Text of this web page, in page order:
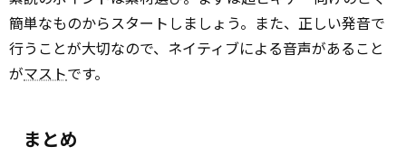
簡単なものからスタートしましょう。また、正しい発音で
行うことが大切なので、ネイティブによる音声があること
がマストです。
まとめ